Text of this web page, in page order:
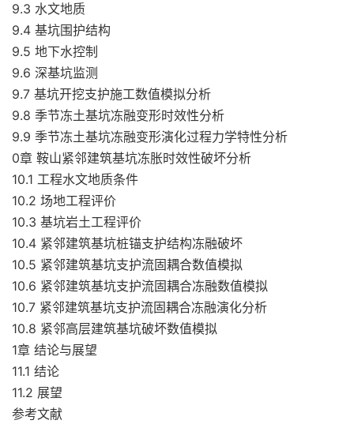
9.3 水文地质
9.4 基坑围护结构
9.5 地下水控制
9.6 深基坑监测
9.7 基坑开挖支护施工数值模拟分析
9.8 季节冻土基坑冻融变形时效性分析
9.9 季节冻土基坑冻融变形演化过程力学特性分析
0章 鞍山紧邻建筑基坑冻胀时效性破坏分析
10.1 工程水文地质条件
10.2 场地工程评价
10.3 基坑岩土工程评价
10.4 紧邻建筑基坑桩锚支护结构冻融破坏
10.5 紧邻建筑基坑支护流固耦合数值模拟
10.6 紧邻建筑基坑支护流固耦合冻融数值模拟
10.7 紧邻建筑基坑支护流固耦合冻融演化分析
10.8 紧邻高层建筑基坑破坏数值模拟
1章 结论与展望
11.1 结论
11.2 展望
参考文献